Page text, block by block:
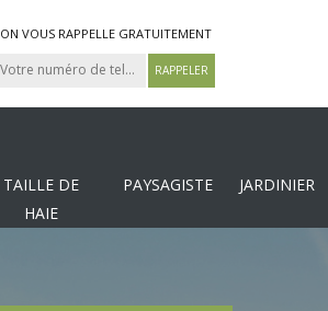
ON VOUS RAPPELLE GRATUITEMENT
TAILLE DE
HAIE
PAYSAGISTE JARDINIER